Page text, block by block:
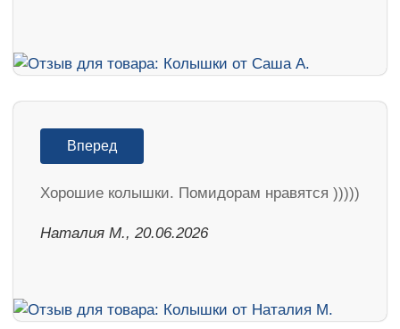
Вперед
Хорошие колышки. Помидорам нравятся )))))
Наталия М., 20.06.2026